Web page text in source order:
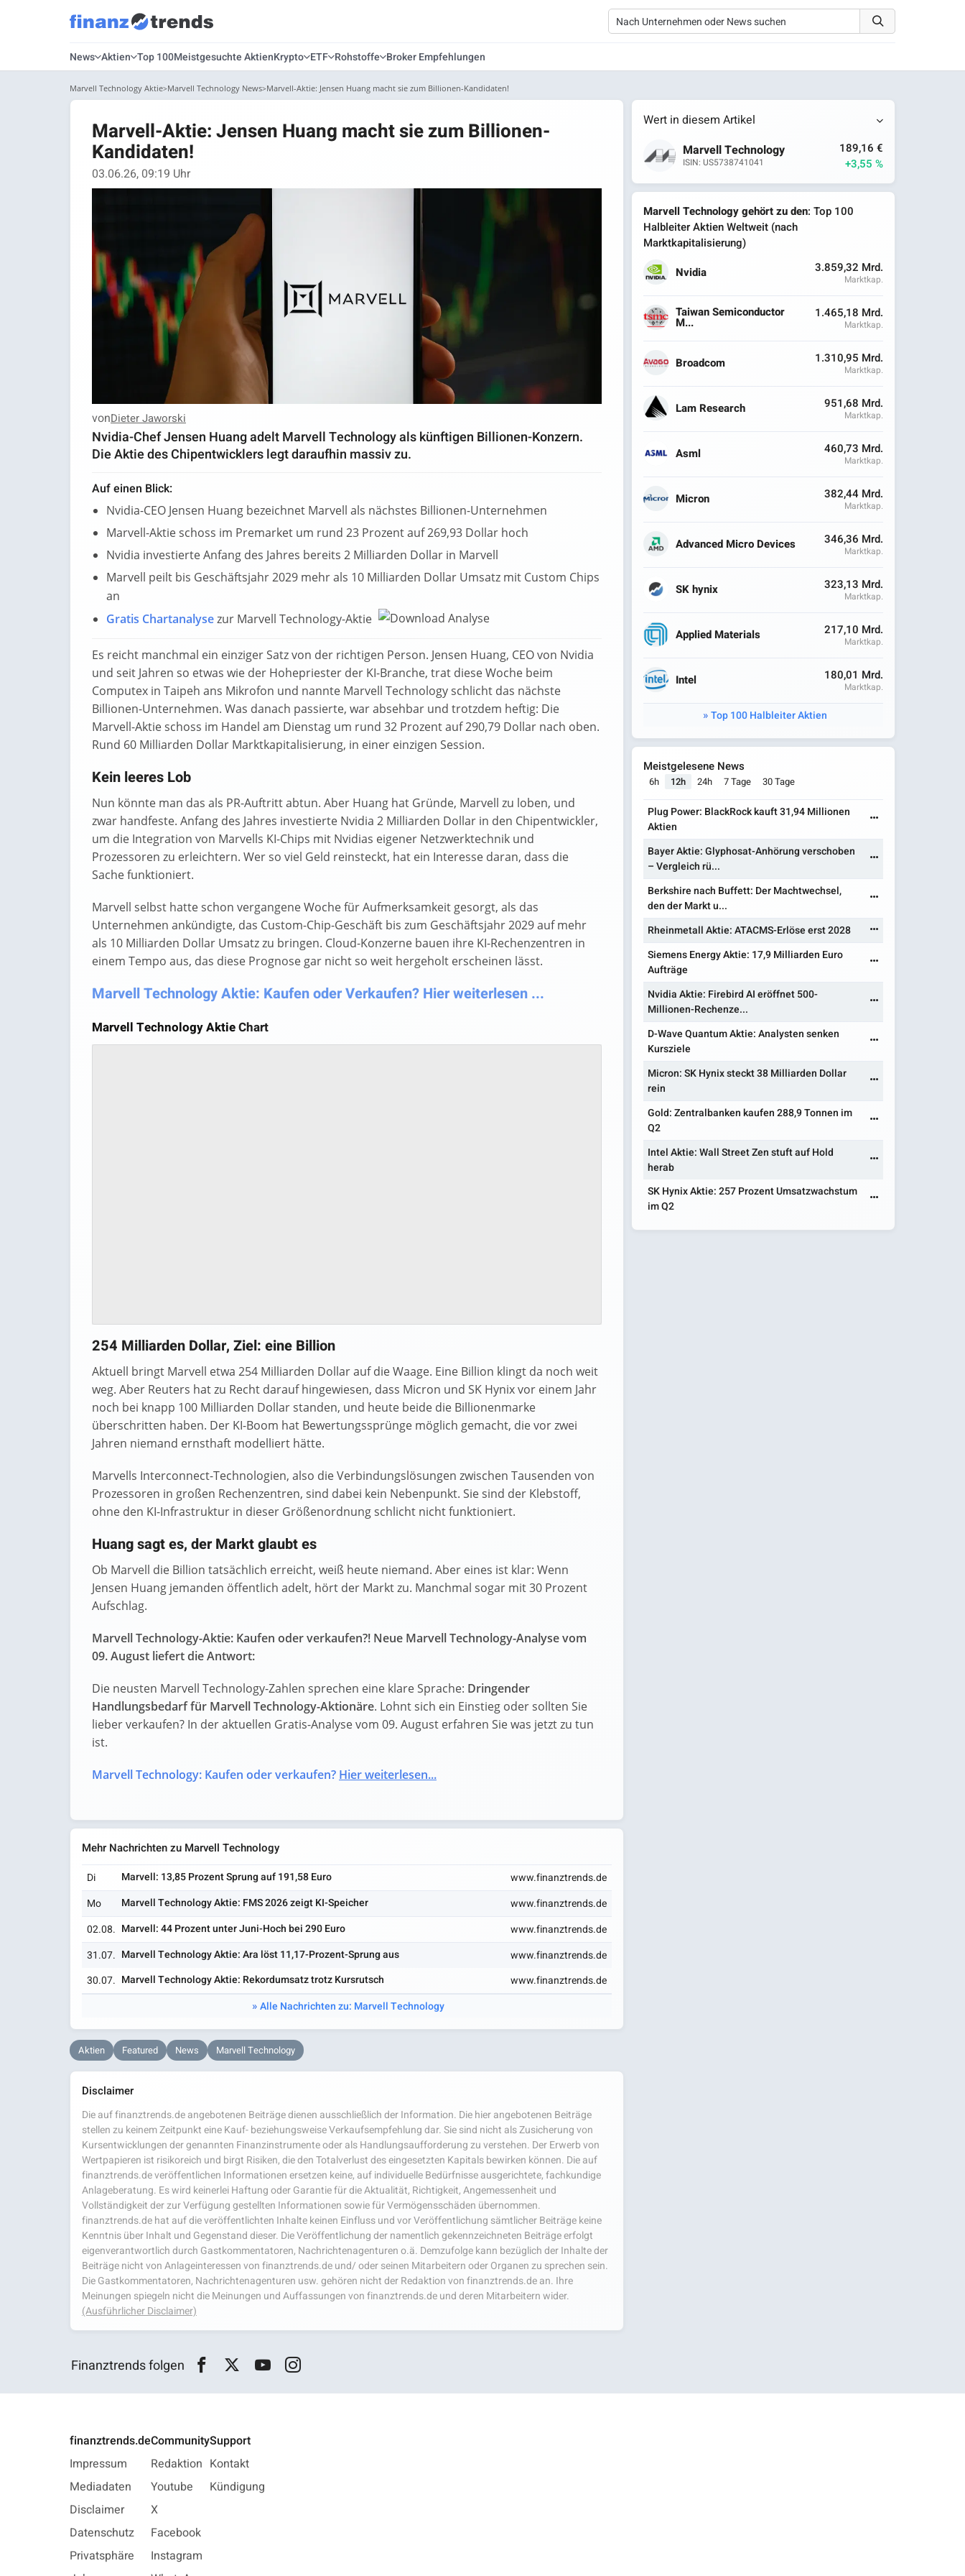
News Aktien Top 100Meistgesuchte AktienKrypto ETF Rohstoffe Broker Empfehlungen
Marvell Technology Aktie Marvell Technology News Marvell-Aktie: Jensen Huang macht sie zum Billionen-Kandidaten!
Marvell-Aktie: Jensen Huang macht sie zum Billionen-
Kandidaten!
03.06.26, 09:19 Uhr
vonDieter Jaworski
Nvidia-Chef Jensen Huang adelt Marvell Technology als künftigen Billionen-Konzern.
Die Aktie des Chipentwicklers legt daraufhin massiv zu.
Auf einen Blick:
Nvidia-CEO Jensen Huang bezeichnet Marvell als nächstes Billionen-Unternehmen
Marvell-Aktie schoss im Premarket um rund 23 Prozent auf 269,93 Dollar hoch
Nvidia investierte Anfang des Jahres bereits 2 Milliarden Dollar in Marvell
Marvell peilt bis Geschäftsjahr 2029 mehr als 10 Milliarden Dollar Umsatz mit Custom Chips
an
Gratis Chartanalysezur Marvell Technology-Aktie
Es reicht manchmal ein einziger Satz von der richtigen Person. Jensen Huang, CEO von Nvidia
und seit Jahren so etwas wie der Hohepriester der KI-Branche, trat diese Woche beim
Computex in Taipeh ans Mikrofon und nannte Marvell Technology schlicht das nächste
Billionen-Unternehmen. Was danach passierte, war absehbar und trotzdem heftig: Die
Marvell-Aktie schoss im Handel am Dienstag um rund 32 Prozent auf 290,79 Dollar nach oben.
Rund 60 Milliarden Dollar Marktkapitalisierung, in einer einzigen Session.
Kein leeres Lob
Nun könnte man das als PR-Auftritt abtun. Aber Huang hat Gründe, Marvell zu loben, und
zwar handfeste. Anfang des Jahres investierte Nvidia 2 Milliarden Dollar in den Chipentwickler,
um die Integration von Marvells KI-Chips mit Nvidias eigener Netzwerktechnik und
Prozessoren zu erleichtern. Wer so viel Geld reinsteckt, hat ein Interesse daran, dass die
Sache funktioniert.
Marvell selbst hatte schon vergangene Woche für Aufmerksamkeit gesorgt, als das
Unternehmen ankündigte, das Custom-Chip-Geschäft bis zum Geschäftsjahr 2029 auf mehr
als 10 Milliarden Dollar Umsatz zu bringen. Cloud-Konzerne bauen ihre KI-Rechenzentren in
einem Tempo aus, das diese Prognose gar nicht so weit hergeholt erscheinen lässt.
Marvell Technology Aktie: Kaufen oder Verkaufen? Hier weiterlesen ...
Marvell Technology AktieChart
254 Milliarden Dollar, Ziel: eine Billion
Aktuell bringt Marvell etwa 254 Milliarden Dollar auf die Waage. Eine Billion klingt da noch weit
weg. Aber Reuters hat zu Recht darauf hingewiesen, dass Micron und SK Hynix vor einem Jahr
noch bei knapp 100 Milliarden Dollar standen, und heute beide die Billionenmarke
überschritten haben. Der KI-Boom hat Bewertungssprünge möglich gemacht, die vor zwei
Jahren niemand ernsthaft modelliert hätte.
Marvells Interconnect-Technologien, also die Verbindungslösungen zwischen Tausenden von
Prozessoren in großen Rechenzentren, sind dabei kein Nebenpunkt. Sie sind der Klebstoff,
ohne den KI-Infrastruktur in dieser Größenordnung schlicht nicht funktioniert.
Huang sagt es, der Markt glaubt es
Ob Marvell die Billion tatsächlich erreicht, weiß heute niemand. Aber eines ist klar: Wenn
Jensen Huang jemanden öffentlich adelt, hört der Markt zu. Manchmal sogar mit 30 Prozent
Aufschlag.
Marvell Technology-Aktie: Kaufen oder verkaufen?! Neue Marvell Technology-Analyse vom
09. August liefert die Antwort:
Die neusten Marvell Technology-Zahlen sprechen eine klare Sprache: Dringender
Handlungsbedarf für Marvell Technology-Aktionäre. Lohnt sich ein Einstieg oder sollten Sie
lieber verkaufen? In der aktuellen Gratis-Analyse vom 09. August erfahren Sie was jetzt zu tun
ist.
Marvell Technology: Kaufen oder verkaufen? Hier weiterlesen...
Mehr Nachrichten zu Marvell Technology
Di Marvell: 13,85 Prozent Sprung auf 191,58 Euro
www.finanztrends.de
Mo
Marvell Technology Aktie: FMS 2026 zeigt KI-Speicher
www.finanztrends.de
02.08. Marvell: 44 Prozent unter Juni-Hoch bei 290 Euro
www.finanztrends.de
31.07. Marvell Technology Aktie: Ara löst 11,17-Prozent-Sprung aus
www.finanztrends.de
30.07. Marvell Technology Aktie: Rekordumsatz trotz Kursrutsch
www.finanztrends.de
Alle Nachrichten zu: Marvell Technology
Aktien Featured News Marvell Technology
Disclaimer
Die auf finanztrends.de angebotenen Beiträge dienen ausschließlich der Information. Die hier angebotenen Beiträge
stellen zu keinem Zeitpunkt eine Kauf- beziehungsweise Verkaufsempfehlung dar. Sie sind nicht als Zusicherung von
Kursentwicklungen der genannten Finanzinstrumente oder als Handlungsaufforderung zu verstehen. Der Erwerb von
Wertpapieren ist risikoreich und birgt Risiken, die den Totalverlust des eingesetzten Kapitals bewirken können. Die auf
finanztrends.de veröffentlichen Informationen ersetzen keine, auf individuelle Bedürfnisse ausgerichtete, fachkundige
Anlageberatung. Es wird keinerlei Haftung oder Garantie für die Aktualität, Richtigkeit, Angemessenheit und
Vollständigkeit der zur Verfügung gestellten Informationen sowie für Vermögensschäden übernommen.
finanztrends.de hat auf die veröffentlichten Inhalte keinen Einfluss und vor Veröffentlichung sämtlicher Beiträge keine
Kenntnis über Inhalt und Gegenstand dieser. Die Veröffentlichung der namentlich gekennzeichneten Beiträge erfolgt
eigenverantwortlich durch Gastkommentatoren, Nachrichtenagenturen o.ä. Demzufolge kann bezüglich der Inhalte der
Beiträge nicht von Anlageinteressen von finanztrends.de und/ oder seinen Mitarbeitern oder Organen zu sprechen sein.
Die Gastkommentatoren, Nachrichtenagenturen usw. gehören nicht der Redaktion von finanztrends.de an. Ihre
Meinungen spiegeln nicht die Meinungen und Auffassungen von finanztrends.de und deren Mitarbeitern wider.
(Ausführlicher Disclaimer)
Wert in diesem Artikel
Marvell Technology
ISIN: US5738741041
189,16 €
+3,55 %
Marvell Technology gehört zu den: Top 100
Halbleiter Aktien Weltweit (nach
Marktkapitalisierung)
Nvidia
3.859,32 Mrd.
Marktkap.
Taiwan Semiconductor
M...
1.465,18 Mrd.
Marktkap.
Broadcom 1.310,95 Mrd.
Marktkap.
Lam Research 951,68 Mrd.
Marktkap.
Asml 460,73 Mrd.
Marktkap.
Micron 382,44 Mrd.
Marktkap.
Advanced Micro Devices 346,36 Mrd.
Marktkap.
SK hynix 323,13 Mrd.
Marktkap.
Applied Materials 217,10 Mrd.
Marktkap.
Intel 180,01 Mrd.
Marktkap.
Top 100 Halbleiter Aktien
Meistgelesene News
6h 12h 24h 7 Tage 30 Tage
Plug Power: BlackRock kauft 31,94 Millionen
Aktien
Bayer Aktie: Glyphosat-Anhörung verschoben
– Vergleich rü...
Berkshire nach Buffett: Der Machtwechsel,
den der Markt u...
Rheinmetall Aktie: ATACMS-Erlöse erst 2028
Siemens Energy Aktie: 17,9 Milliarden Euro
Aufträge
Nvidia Aktie: Firebird AI eröffnet 500-
Millionen-Rechenze...
D-Wave Quantum Aktie: Analysten senken
Kursziele
Micron: SK Hynix steckt 38 Milliarden Dollar
rein
Gold: Zentralbanken kaufen 288,9 Tonnen im
Q2
Intel Aktie: Wall Street Zen stuft auf Hold
herab
SK Hynix Aktie: 257 Prozent Umsatzwachstum
im Q2
Finanztrends folgen
finanztrends.de
Impressum
Mediadaten
Disclaimer
Datenschutz
Privatsphäre
Community
Redaktion
Youtube
X
Facebook
Instagram
Support
Kontakt
Kündigung